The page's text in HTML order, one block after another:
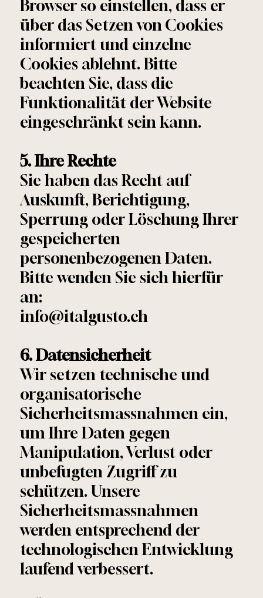
Browser so einstellen, dass er
über das Setzen von Cookies
informiert und einzelne
Cookies ablehnt. Bitte
beachten Sie, dass die
Funktionalität der Website
eingeschränkt sein kann.
5. Ihre Rechte
Sie haben das Recht auf
Auskunft, Berichtigung,
Sperrung oder Löschung Ihrer
gespeicherten
personenbezogenen Daten.
Bitte wenden Sie sich hierfür
an:
info@italgusto.ch
6. Datensicherheit
Wir setzen technische und
organisatorische
Sicherheitsmassnahmen ein,
um Ihre Daten gegen
Manipulation, Verlust oder
unbefugten Zugriff zu
schützen. Unsere
Sicherheitsmassnahmen
werden entsprechend der
technologischen Entwicklung
laufend verbessert.